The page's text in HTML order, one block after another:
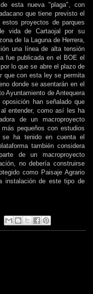
esta nueva "plaga", con
que tiene previsto el
proyectos de parques
vida de Cartaojal por su
de la Laguna de Herrera,
una línea de alta tensión
fue publicada en el BOE el
lo que se abre el plazo de
que con esta ley se permita
donde se asentarán en el
Ayuntamiento de Antequera
han señalado que
entender, como así les ha
de un macroproyecto
pequeños con estudios
se ha tenido en cuenta el
también considera
de un macroproyecto
no debería construirse
como Paisaje Agrario
instalación de este tipo de